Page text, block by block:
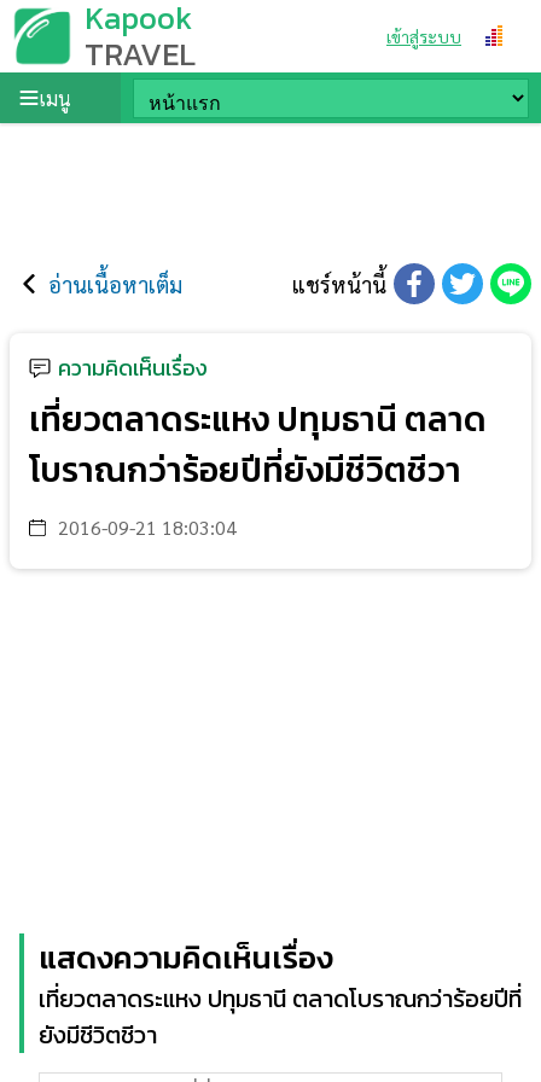
Kapook
TRAVEL เข้าสู่ระบบ
เมนู
อ่านเนื้อหาเต็ม แชร์หน้านี้
ความคิดเห็นเรื่อง
เที่ยวตลาดระแหง ปทุมธานี ตลาด
โบราณกว่าร้อยปีที่ยังมีชีวิตชีวา
2016-09-21 18:03:04
แสดงความคิดเห็นเรื่อง
เที่ยวตลาดระแหง ปทุมธานี ตลาดโบราณกว่าร้อยปีที่
ยังมีชีวิตชีวา